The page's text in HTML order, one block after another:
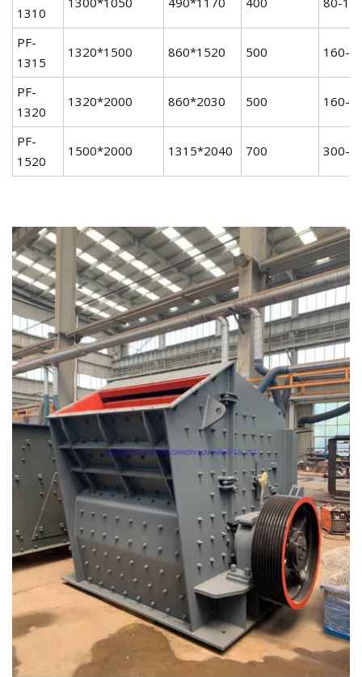
1310
PF-
1315
1320*1500 860*1520 500 160-
PF-
1320
1320*2000 860*2030 500 160-
PF-
1520
1500*2000 1315*2040 700 300-